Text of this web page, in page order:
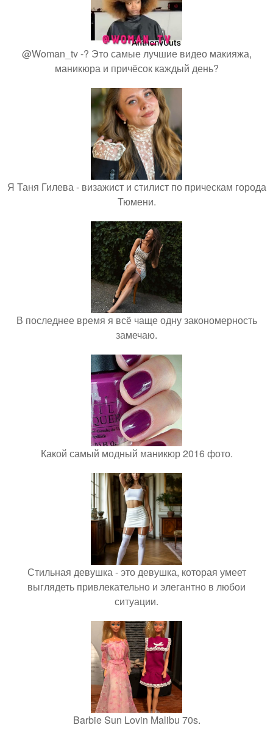
@Woman_tv -? Это самые лучшие видео макияжа,
маникюра и причёсок каждый день?
Я Таня Гилева - визажист и стилист по прическам города
Тюмени.
В последнее время я всё чаще одну закономерность
замечаю.
Какой самый модный маникюр 2016 фото.
Стильная девушка - это девушка, которая умеет
выглядеть привлекательно и элегантно в любои
ситуации.
Barbie Sun Lovin Malibu 70s.